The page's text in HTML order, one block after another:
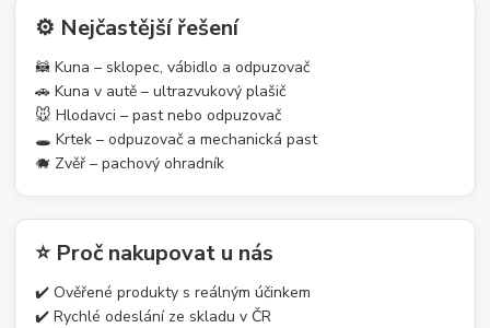
⚙️ Nejčastější řešení
🦝 Kuna – sklopec, vábidlo a odpuzovač
🚗 Kuna v autě – ultrazvukový plašič
🐭 Hlodavci – past nebo odpuzovač
🕳️ Krtek – odpuzovač a mechanická past
🐗 Zvěř – pachový ohradník
⭐ Proč nakupovat u nás
✔️ Ověřené produkty s reálným účinkem
✔️ Rychlé odeslání ze skladu v ČR